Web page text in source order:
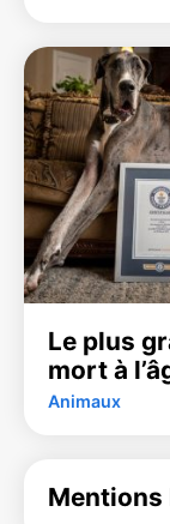
Le plus
mort à
Animaux
Mentions